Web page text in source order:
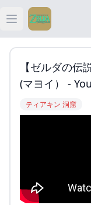
Open main menu
【ゼルダの伝
(マヨイ） -
ティアキン 洞窟